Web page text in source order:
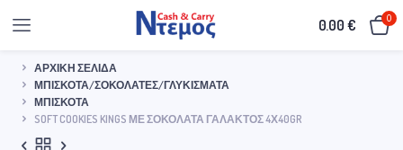
0.00€ 0
ΑΡΧΙΚΉ ΣΕΛΊΔΑ
ΜΠΙΣΚΌΤΑ/ΣΟΚΟΛΆΤΕΣ/ΓΛΥΚΊΣΜΑΤΑ
ΜΠΙΣΚΌΤΑ
SOFT COOKIES KINGS ΜΕ ΣΟΚΟΛΆΤΑ ΓΆΛΑΚΤΟΣ 4Χ40GR